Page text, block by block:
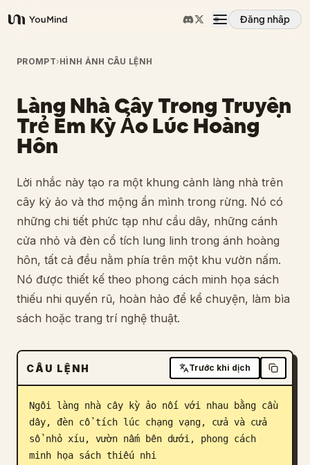
YouMind
Đăng nhập
Tổng quan
Các trường hợp sử dụng
Kỹ năng
Lời nhắc
Giá cả
Tải xuống
Cập nhật
PROMPT›HÌNH ẢNH CÂU LỆNH
Làng Nhà Cây Trong Truyện
Trẻ Em Kỳ Ảo Lúc Hoàng
Hôn
Lời nhắc này tạo ra một khung cảnh làng nhà trên
cây kỳ ảo và thơ mộng ẩn mình trong rừng. Nó có
những chi tiết phức tạp như cầu dây, những cánh
cửa nhỏ và đèn cổ tích lung linh trong ánh hoàng
hôn, tất cả đều nằm phía trên một khu vườn nấm.
Nó được thiết kế theo phong cách minh họa sách
thiếu nhi quyến rũ, hoàn hảo để kể chuyện, làm bìa
sách hoặc trang trí nghệ thuật.
CÂU LỆNH Trước khi dịch
Ngôi làng nhà cây kỳ ảo nối với nhau bằng cầu
dây, đèn cổ tích lúc chạng vạng, cửa và cửa
sổ nhỏ xíu, vườn nấm bên dưới, phong cách
minh họa sách thiếu nhi